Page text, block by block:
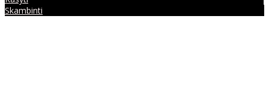
Skambinti